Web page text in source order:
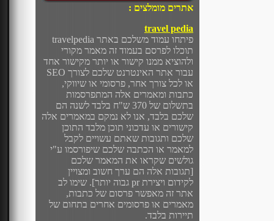
אתרים מומלצים :
travel pedia
פיתחו עמוד משלכם באתר travelpedia
תוכלו לפרסם בעמוד זה מאמר מקורי
ולהוציא ממנו קישור או יותר מקישור אחד
עבור אתר האינטרנט שלכם לצורך SEO
או לכל צורך אחר, פרסומי או שיווקי,
כתבות ומאמרים אלה המתפרסמות
בתשלום של 370 ש"ח בלבד לשנה הם
שלכם בלבד, אנו לא נמקם במאמרים אלה
קישורים או עדכוני תוכן מלבד התוכן
שלכם ותגובות שאתם עשויים לקבל
למאמר או הכתבה שלכם שיפורסמו ע"י
גולשים שקראו את המאמר שלכם
[תגובות אלה הם ערך חשוב ומצויין
לקידום ויצירת pr גבוה יותר]. שימו לב
אתר זה מאפשר פרסום של כתבות,
מאמרים או פרסומים אחרים בתחום של
תיירות בלבד.